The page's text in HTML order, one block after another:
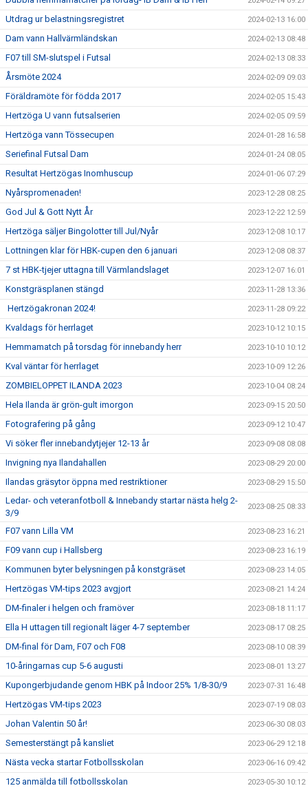
Utdrag ur belastningsregistret 2024-02-13 16:00
Dam vann Hallvärmländskan 2024-02-13 08:48
F07 till SM-slutspel i Futsal 2024-02-13 08:33
Årsmöte 2024 2024-02-09 09:03
Föräldramöte för födda 2017 2024-02-05 15:43
Hertzöga U vann futsalserien 2024-02-05 09:59
Hertzöga vann Tössecupen 2024-01-28 16:58
Seriefinal Futsal Dam 2024-01-24 08:05
Resultat Hertzögas Inomhuscup 2024-01-06 07:29
Nyårspromenaden! 2023-12-28 08:25
God Jul & Gott Nytt År 2023-12-22 12:59
Hertzöga säljer Bingolotter till Jul/Nyår 2023-12-08 10:17
Lottningen klar för HBK-cupen den 6 januari 2023-12-08 08:37
7 st HBK-tjejer uttagna till Värmlandslaget 2023-12-07 16:01
Konstgräsplanen stängd 2023-11-28 13:36
Hertzögakronan 2024! 2023-11-28 09:22
Kvaldags för herrlaget 2023-10-12 10:15
Hemmamatch på torsdag för innebandy herr 2023-10-10 10:12
Kval väntar för herrlaget 2023-10-09 12:26
ZOMBIELOPPET ILANDA 2023 2023-10-04 08:24
Hela Ilanda är grön-gult imorgon 2023-09-15 20:50
Fotografering på gång 2023-09-12 10:47
Vi söker fler innebandytjejer 12-13 år 2023-09-08 08:08
Invigning nya Ilandahallen 2023-08-29 20:00
Ilandas gräsytor öppna med restriktioner 2023-08-29 15:50
Ledar- och veteranfotboll & Innebandy startar nästa helg 2-
3/9
2023-08-25 08:33
F07 vann Lilla VM 2023-08-23 16:21
F09 vann cup i Hallsberg 2023-08-23 16:19
Kommunen byter belysningen på konstgräset 2023-08-23 14:05
Hertzögas VM-tips 2023 avgjort 2023-08-21 14:24
DM-finaler i helgen och framöver 2023-08-18 11:17
Ella H uttagen till regionalt läger 4-7 september 2023-08-17 08:25
DM-final för Dam, F07 och F08 2023-08-10 08:39
10-åringarnas cup 5-6 augusti 2023-08-01 13:27
Kupongerbjudande genom HBK på Indoor 25% 1/8-30/9 2023-07-31 16:48
Hertzögas VM-tips 2023 2023-07-19 08:03
Johan Valentin 50 år! 2023-06-30 08:03
Semesterstängt på kansliet 2023-06-29 12:18
Nästa vecka startar Fotbollsskolan 2023-06-16 09:42
125 anmälda till fotbollsskolan 2023-05-30 10:12